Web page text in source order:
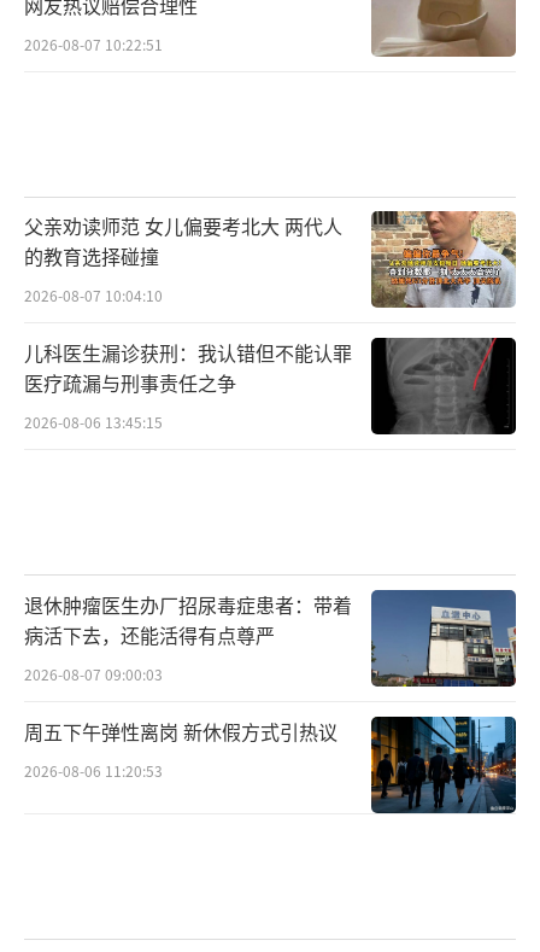
2026-08-07 10:22:51
父亲劝读师范 女儿偏要考北大 两代人
的教育选择碰撞
2026-08-07 10:04:10
儿科医生漏诊获刑：我认错但不能认罪
医疗疏漏与刑事责任之争
2026-08-06 13:45:15
退休肿瘤医生办厂招尿毒症患者：带着
病活下去，还能活得有点尊严
2026-08-07 09:00:03
周五下午弹性离岗 新休假方式引热议
2026-08-06 11:20:53